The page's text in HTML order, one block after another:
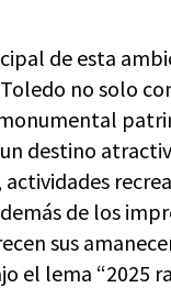
de esta
no solo
destino
de los
sus
el lema “2025